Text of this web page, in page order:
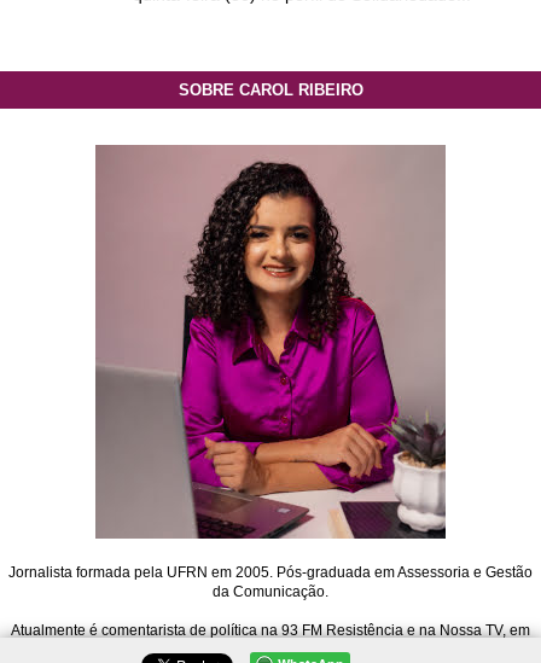
SOBRE CAROL RIBEIRO
Jornalista formada pela UFRN em 2005. Pós-graduada em Assessoria e Gestão
da Comunicação.
Atualmente é comentarista de política na 93 FM Resistência e na Nossa TV, em
Mossoró. Também atua na Rádio 91 FM de Natal, no Jornal 91, e é editora do